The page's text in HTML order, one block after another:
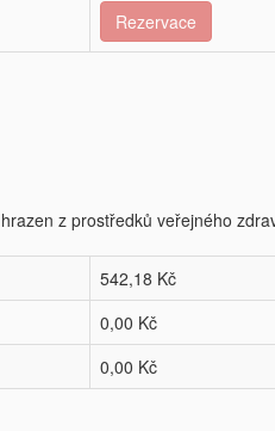
Rezervace
z prostředků veřejného
542,18 Kč
0,00 Kč
0,00 Kč